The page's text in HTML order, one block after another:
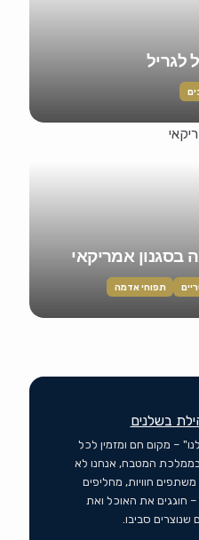
לגריל
בסגנון אמריקאי
תפוחי אדמה
– מקום חם ומזמין לכל
בממלכת המטבח, אנחנו לא
חוויות, מחליפים
– חוגגים את האוכל ואת
שנוצרים סביבו.